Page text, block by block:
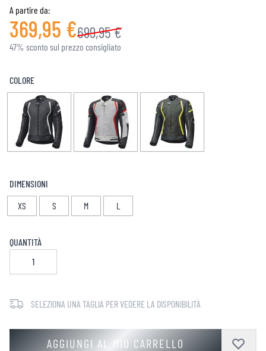
A partire da:
369,95 €699,95 €
47% sconto sul prezzo consigliato
COLORE
DIMENSIONI
XS
S M L
QUANTITÀ
SELEZIONA UNA TAGLIA PER VEDERE LA DISPONIBILITÀ
AGGIUNGI AL MIO CARRELLO